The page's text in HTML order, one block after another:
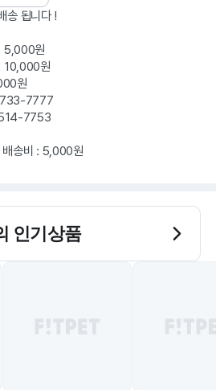
송 됩니다 !
5,000원
10,000원
원
7777
7753
배송비 : 5,000원
인기상품